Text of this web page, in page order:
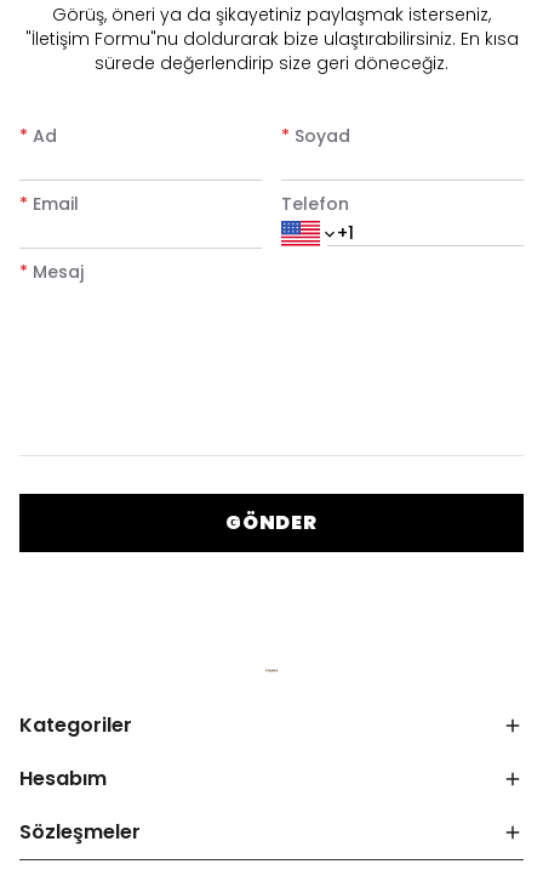
​Görüş, öneri ya da şikayetiniz paylaşmak isterseniz,
"İletişim Formu"nu doldurarak bize ulaştırabilirsiniz. En kısa
sürede değerlendirip size geri döneceğiz.
* Ad * Soyad
* Email Telefon
* Mesaj
GÖNDER
Kategoriler
Hesabım
Sözleşmeler